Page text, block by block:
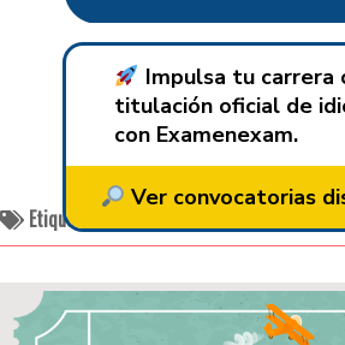
Impulsa tu carrera
titulación oficial de
con Examenexam.
Ver convocatorias
Etiquetado: